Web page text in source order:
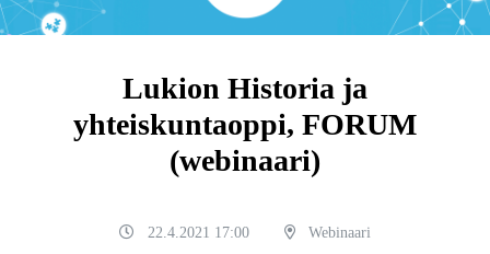
Lukion Historia ja
yhteiskuntaoppi, FORUM
(webinaari)
22.4.2021 17:00 Webinaari